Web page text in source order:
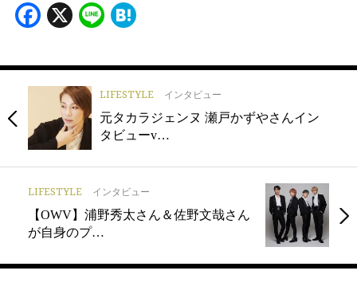
Facebook
X Line
LIFESTYLE インタビュー
元タカラジェンヌ 瀬戸かずやさんイン
タビューv…
LIFESTYLE インタビュー
【OWV】浦野秀太さん＆佐野文哉さん
が自身のプ…